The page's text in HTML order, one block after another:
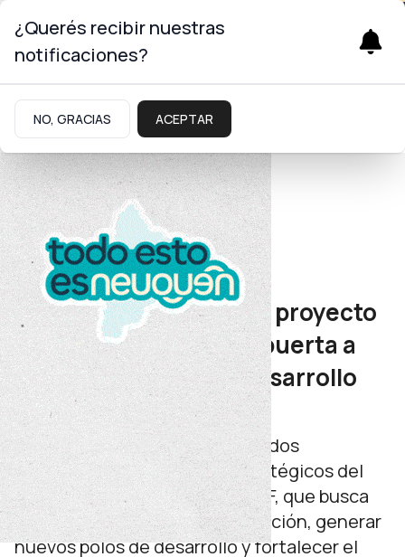
Energía
Recursos hidrocarburíferos
Medele destacó que el proyecto
GNL permitirá abrir la puerta a
una nueva etapa de desarrollo
para Vaca Muerta
El ministro expuso ante diputados
provinciales los alcances estratégicos del
proyecto impulsado junto a YPF, que busca
ampliar la capacidad de evacuación, generar
nuevos polos de desarrollo y fortalecer el
¿Querés recibir nuestras
notificaciones?
NO, GRACIAS ACEPTAR